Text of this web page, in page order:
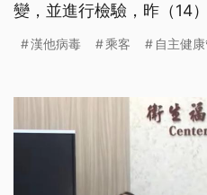
變，並進行檢驗，昨（14
可達42天，因此安排到醫
漢他病毒 乘客 自主健